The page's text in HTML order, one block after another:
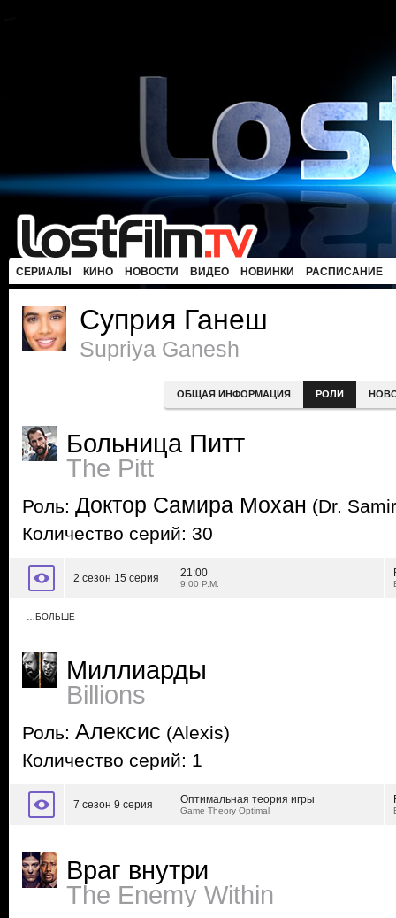
СЕРИАЛЫ КИНО НОВОСТИ ВИДЕО НОВИНКИ РАСПИСАНИЕ
Суприя Ганеш
Supriya Ganesh
ОБЩАЯ ИНФОРМАЦИЯ РОЛИ
Больница Питт
The Pitt
Роль: Доктор Самира Мохан (Dr.
Количество серий: 30
2 сезон 15 серия 21:00
9:00 P.M.
…БОЛЬШЕ
Миллиарды
Billions
Роль: Алексис (Alexis)
Количество серий: 1
7 сезон 9 серия Оптимальная теория игры
Game Theory Optimal
Враг внутри
The Enemy Within